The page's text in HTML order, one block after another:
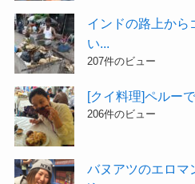
インドの路上から
い...
207件のビュー
[クイ料理]ペルー
206件のビュー
バヌアツのエロマ